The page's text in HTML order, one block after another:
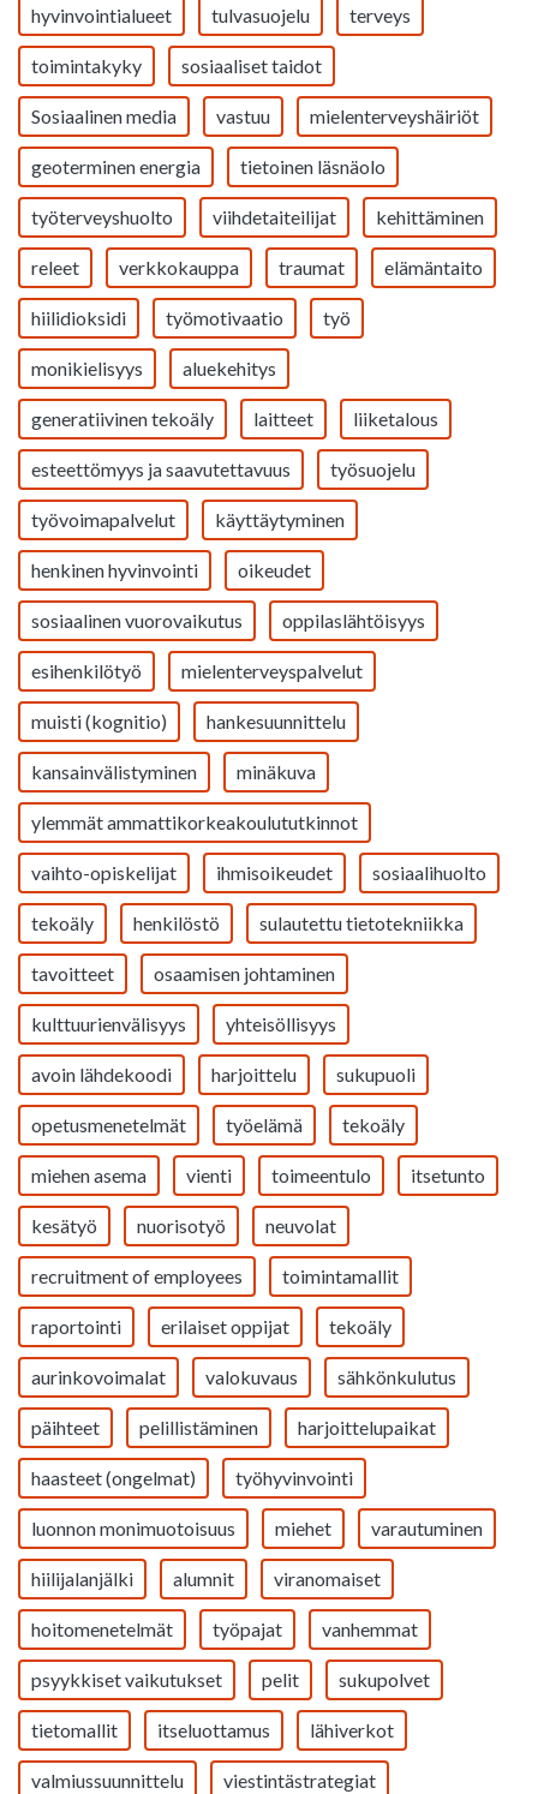
hyvinvointialueet tulvasuojelu terveys
toimintakyky sosiaaliset taidot
Sosiaalinen media vastuu mielenterveyshäiriöt
geoterminen energia tietoinen läsnäolo
työterveyshuolto viihdetaiteilijat kehittäminen
releet verkkokauppa traumat elämäntaito
hiilidioksidi työmotivaatio työ
monikielisyys aluekehitys
generatiivinen tekoäly laitteet liiketalous
esteettömyys ja saavutettavuus työsuojelu
työvoimapalvelut käyttäytyminen
henkinen hyvinvointi oikeudet
sosiaalinen vuorovaikutus oppilaslähtöisyys
esihenkilötyö mielenterveyspalvelut
muisti (kognitio) hankesuunnittelu
kansainvälistyminen minäkuva
ylemmät ammattikorkeakoulututkinnot
vaihto-opiskelijat ihmisoikeudet sosiaalihuolto
tekoäly henkilöstö sulautettu tietotekniikka
tavoitteet osaamisen johtaminen
kulttuurienvälisyys yhteisöllisyys
avoin lähdekoodi harjoittelu sukupuoli
opetusmenetelmät työelämä tekoäly
miehen asema vienti toimeentulo itsetunto
kesätyö nuorisotyö neuvolat
recruitment of employees toimintamallit
raportointi erilaiset oppijat tekoäly
aurinkovoimalat valokuvaus sähkönkulutus
päihteet pelillistäminen harjoittelupaikat
haasteet (ongelmat) työhyvinvointi
luonnon monimuotoisuus miehet varautuminen
hiilijalanjälki alumnit viranomaiset
hoitomenetelmät työpajat vanhemmat
psyykkiset vaikutukset pelit sukupolvet
tietomallit itseluottamus lähiverkot
valmiussuunnittelu viestintästrategiat